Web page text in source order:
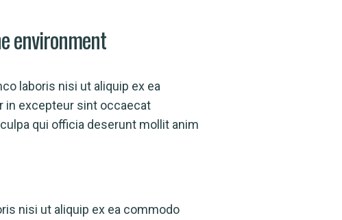
environment
laboris nisi ut aliquip ex ea
in excepteur sint occaecat
qui officia deserunt mollit anim
nisi ut aliquip ex ea commodo